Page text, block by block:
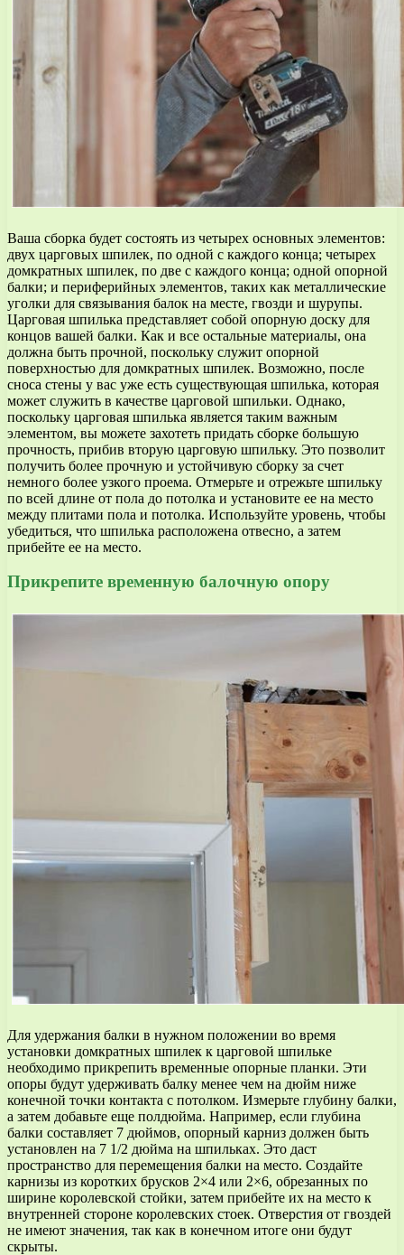
Ваша сборка будет состоять из четырех основных элементов:
двух царговых шпилек, по одной с каждого конца; четырех
домкратных шпилек, по две с каждого конца; одной опорной
балки; и периферийных элементов, таких как металлические
уголки для связывания балок на месте, гвозди и шурупы.
Царговая шпилька представляет собой опорную доску для
концов вашей балки. Как и все остальные материалы, она
должна быть прочной, поскольку служит опорной
поверхностью для домкратных шпилек. Возможно, после
сноса стены у вас уже есть существующая шпилька, которая
может служить в качестве царговой шпильки. Однако,
поскольку царговая шпилька является таким важным
элементом, вы можете захотеть придать сборке большую
прочность, прибив вторую царговую шпильку. Это позволит
получить более прочную и устойчивую сборку за счет
немного более узкого проема. Отмерьте и отрежьте шпильку
по всей длине от пола до потолка и установите ее на место
между плитами пола и потолка. Используйте уровень, чтобы
убедиться, что шпилька расположена отвесно, а затем
прибейте ее на место.
Прикрепите временную балочную опору
Для удержания балки в нужном положении во время
установки домкратных шпилек к царговой шпильке
необходимо прикрепить временные опорные планки. Эти
опоры будут удерживать балку менее чем на дюйм ниже
конечной точки контакта с потолком. Измерьте глубину балки,
а затем добавьте еще полдюйма. Например, если глубина
балки составляет 7 дюймов, опорный карниз должен быть
установлен на 7 1/2 дюйма на шпильках. Это даст
пространство для перемещения балки на место. Создайте
карнизы из коротких брусков 2×4 или 2×6, обрезанных по
ширине королевской стойки, затем прибейте их на место к
внутренней стороне королевских стоек. Отверстия от гвоздей
не имеют значения, так как в конечном итоге они будут
скрыты.